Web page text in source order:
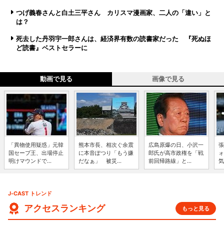
つげ義春さんと白土三平さん カリスマ漫画家、二人の「違い」と
は？
死去した丹羽宇一郎さんは、経済界有数の読書家だった 『死ぬほ
ど読書』ベストセラーに
動画で見る 画像で見る
「異物使用疑惑」元韓
国セーブ王、出場停止
明けマウンドで...
熊本市長、相次ぐ余震
に本音ぽつり「もう嫌
だなぁ」 被災...
広島原爆の日、小沢一
郎氏が高市政権を「戦
前回帰路線」と...
J-CAST トレンド
アクセスランキング もっと見る